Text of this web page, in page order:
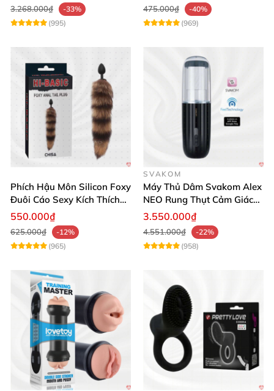
3.268.000₫
-33%
(995)
475.000₫
-40%
(969)
Phích Hậu Môn Silicon Foxy
Đuôi Cáo Sexy Kích Thích
Đỉnh Cao
550.000₫
625.000₫
-12%
(965)
SVAKOM
Máy Thủ Dâm Svakom Alex
NEO Rung Thụt Cảm Giác
Thật, App Điều Khiển
3.550.000₫
4.551.000₫
-22%
(958)